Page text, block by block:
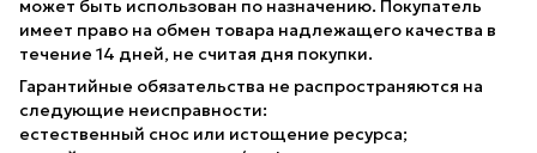
может быть использован по назначению. Покупатель
имеет право на обмен товара надлежащего качества в
течение 14 дней, не считая дня покупки.
Гарантийные обязательства не распространяются на
следующие неисправности:
естественный снос или истощение ресурса;